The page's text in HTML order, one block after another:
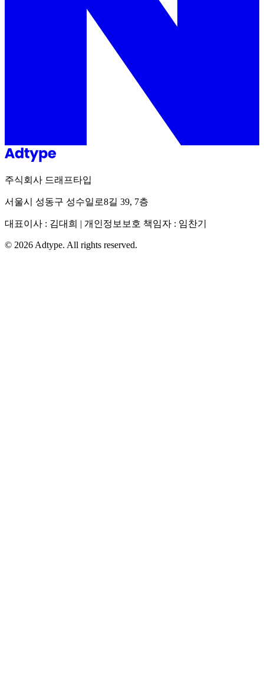
주식회사 드래프타입
서울시 성동구 성수일로8길 39, 7층
대표이사 : 김대희 | 개인정보보호 책임자 : 임찬기
© 2026 Adtype. All rights reserved.